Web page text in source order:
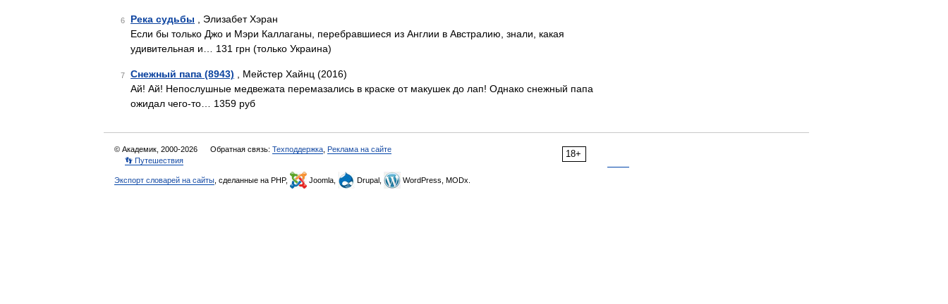
6 Река судьбы , Элизабет Хэран
Если бы только Джо и Мэри Каллаганы, перебравшиеся из Англии в Австралию, знали, какая
удивительная и… 131 грн (только Украина)
7 Снежный папа (8943) , Мейстер Хайнц (2016)
Ай! Ай! Непослушные медвежата перемазались в краске от макушек до лап! Однако снежный папа
ожидал чего-то… 1359 руб
18+
© Академик, 2000-2026 Обратная связь: Техподдержка Реклама на сайте
👣 Путешествия
Экспорт словарей на сайты , сделанные на PHP, Joomla, Drupal, WordPress, MODx.